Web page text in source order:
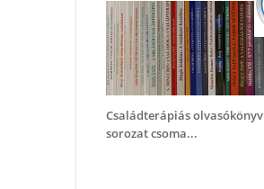
Családterápiás olvasókönyv
sorozat csoma...